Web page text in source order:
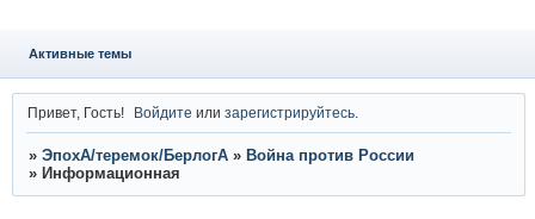
Активные темы
Привет, Гость! Войдите илизарегистрируйтесь
» ЭпохА/теремок/БерлогА » Война против России
» Информационная